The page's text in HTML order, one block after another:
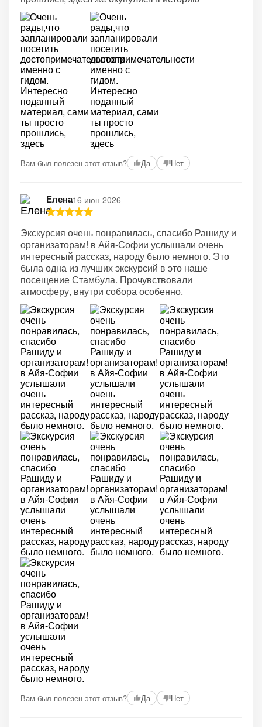
Вам был полезен этот отзыв? Да Нет
Елена16 июн 2026
Экскурсия очень понравилась, спасибо Рашиду и
организаторам! в Айя-Софии услышали очень
интересный рассказ, народу было немного. Это
была одна из лучших экскурсий в это наше
посещение Стамбула. Прочувствовали
атмосферу, внутри собора особенно.
Вам был полезен этот отзыв? Да Нет